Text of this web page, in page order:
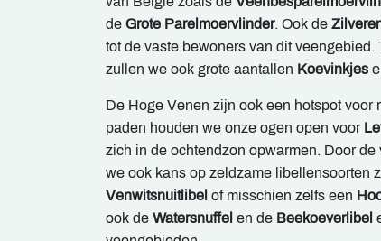
de Grote Parelmoervlinder. Ook de
tot de vaste bewoners van dit
zullen we ook grote aantallen Koevinkjes
De Hoge Venen zijn ook een hotspot voor
paden houden we onze ogen open voor
zich in de ochtendzon opwarmen. Door
we ook kans op zeldzame libellensoorten
Venwitsnuitlibel of misschien zelfs een
ook de Watersnuffel en de Beekoeverlibel